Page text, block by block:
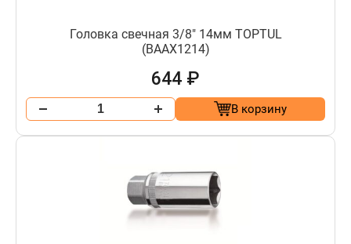
Головка свечная 3/8" 14мм TOPTUL
(BAAX1214)
644 ₽
В корзину